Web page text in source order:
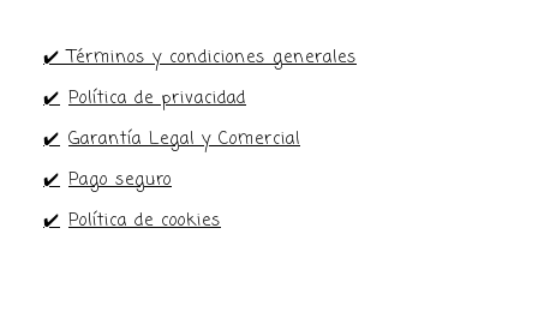
✔️ Términos y condiciones generales
✔️ Política de privacidad
✔️ Garantía Legal y Comercial
✔️ Pago seguro
✔️ Política de cookies